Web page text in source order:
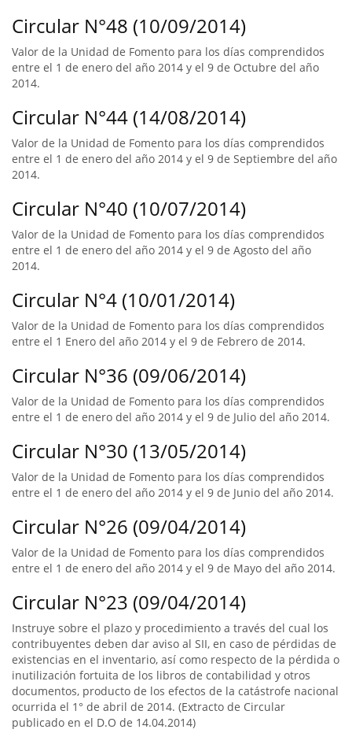
Circular N°48 (10/09/2014)
Valor de la Unidad de Fomento para los días comprendidos
entre el 1 de enero del año 2014 y el 9 de Octubre del año
2014.
Circular N°44 (14/08/2014)
Valor de la Unidad de Fomento para los días comprendidos
entre el 1 de enero del año 2014 y el 9 de Septiembre del año
2014.
Circular N°40 (10/07/2014)
Valor de la Unidad de Fomento para los días comprendidos
entre el 1 de enero del año 2014 y el 9 de Agosto del año
2014.
Circular N°4 (10/01/2014)
Valor de la Unidad de Fomento para los días comprendidos
entre el 1 Enero del año 2014 y el 9 de Febrero de 2014.
Circular N°36 (09/06/2014)
Valor de la Unidad de Fomento para los días comprendidos
entre el 1 de enero del año 2014 y el 9 de Julio del año 2014.
Circular N°30 (13/05/2014)
Valor de la Unidad de Fomento para los días comprendidos
entre el 1 de enero del año 2014 y el 9 de Junio del año 2014.
Circular N°26 (09/04/2014)
Valor de la Unidad de Fomento para los días comprendidos
entre el 1 de enero del año 2014 y el 9 de Mayo del año 2014.
Circular N°23 (09/04/2014)
Instruye sobre el plazo y procedimiento a través del cual los
contribuyentes deben dar aviso al SII, en caso de pérdidas de
existencias en el inventario, así como respecto de la pérdida o
inutilización fortuita de los libros de contabilidad y otros
documentos, producto de los efectos de la catástrofe nacional
ocurrida el 1° de abril de 2014. (Extracto de Circular
publicado en el D.O de 14.04.2014)